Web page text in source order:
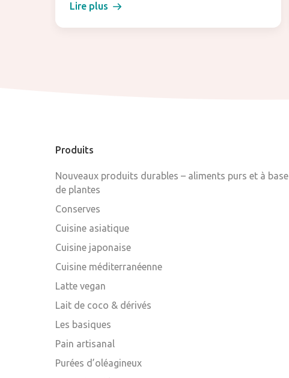
Lire plus
Produits
Nouveaux produits durables – aliments purs et à base
de plantes
Conserves
Cuisine asiatique
Cuisine japonaise
Cuisine méditerranéenne
Latte vegan
Lait de coco & dérivés
Les basiques
Pain artisanal
Purées d’oléagineux